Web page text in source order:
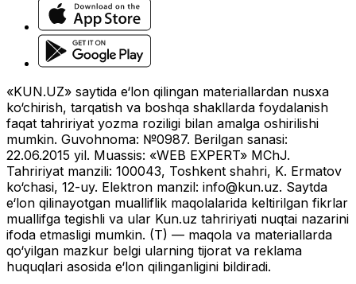
«KUN.UZ» saytida e‘lon qilingan materiallardan nusxa
ko‘chirish, tarqatish va boshqa shakllarda foydalanish
faqat tahririyat yozma roziligi bilan amalga oshirilishi
mumkin. Guvohnoma: №0987. Berilgan sanasi:
22.06.2015 yil. Muassis: «WEB EXPERT» MChJ.
Tahririyat manzili: 100043, Toshkent shahri, K. Ermatov
ko‘chasi, 12-uy. Elektron manzil: info@kun.uz. Saytda
e‘lon qilinayotgan mualliflik maqolalarida keltirilgan fikrlar
muallifga tegishli va ular Kun.uz tahririyati nuqtai nazarini
ifoda etmasligi mumkin. (T) — maqola va materiallarda
qo‘yilgan mazkur belgi ularning tijorat va reklama
huquqlari asosida e‘lon qilinganligini bildiradi.